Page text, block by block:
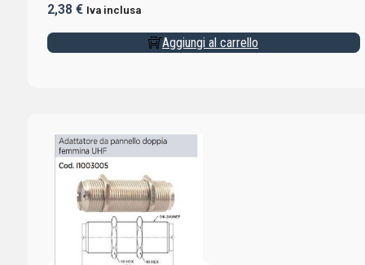
2,38 € Iva inclusa
Aggiungi al carrello